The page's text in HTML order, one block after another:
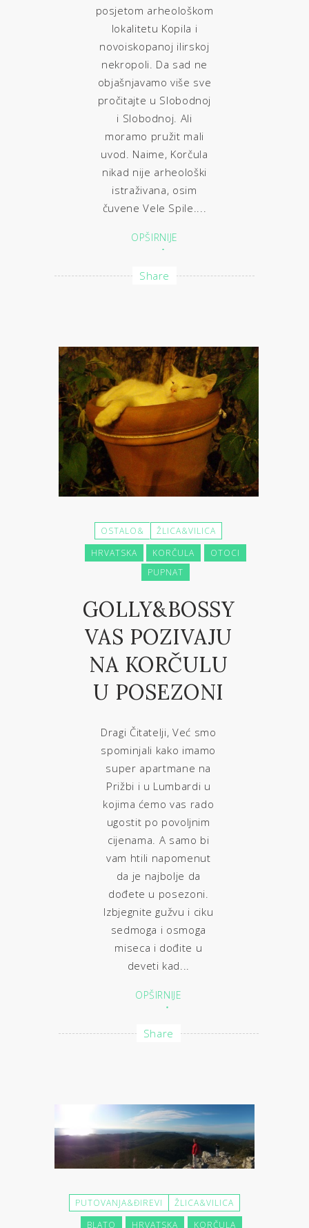
posjetom arheološkom
lokalitetu Kopila i
novoiskopanoj ilirskoj
nekropoli. Da sad ne
objašnjavamo više sve
pročitajte u Slobodnoj
i Slobodnoj. Ali
moramo pružit mali
uvod. Naime, Korčula
nikad nije arheološki
istraživana, osim
čuvene Vele Spile....
OPŠIRNIJE
Share
OSTALO&
ŽLICA&VILICA
HRVATSKA
KORČULA
OTOCI
PUPNAT
GOLLY&BOSSY
VAS POZIVAJU
NA KORČULU
U POSEZONI
Dragi Čitatelji, Već smo
spominjali kako imamo
super apartmane na
Prižbi i u Lumbardi u
kojima ćemo vas rado
ugostit po povoljnim
cijenama. A samo bi
vam htili napomenut
da je najbolje da
dođete u posezoni.
Izbjegnite gužvu i ciku
sedmoga i osmoga
miseca i dođite u
deveti kad...
OPŠIRNIJE
Share
PUTOVANJA&ĐIREVI
ŽLICA&VILICA
BLATO
HRVATSKA KORČULA